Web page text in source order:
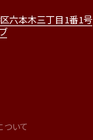
六本木三丁目1番1号
ついて